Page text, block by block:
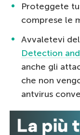
Proteggete
comprese le
Avvaletevi
Detection
anche gli
che non
antvirus